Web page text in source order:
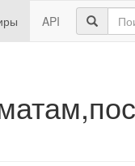
API